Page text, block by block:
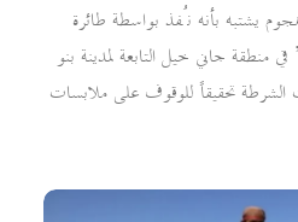
بأنه نُفذ بواسطة طائرة
جاني خيل التابعة لمدينة بنو
الشرطة تحقيقاً للوقوف على ملابسات